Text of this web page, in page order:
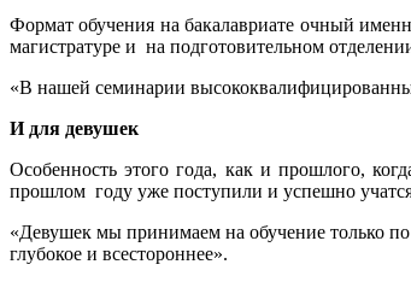
Формат обучения на бакалавриате очный
магистратуре и на подготовительном
«В нашей семинарии
И для девушек
Особенность этого года, как и прошлого,
прошлом году уже поступили и успешно
«Девушек мы принимаем на обучение только по
глубокое и всестороннее».